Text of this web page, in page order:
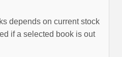
depends on current stock
if a selected book is out